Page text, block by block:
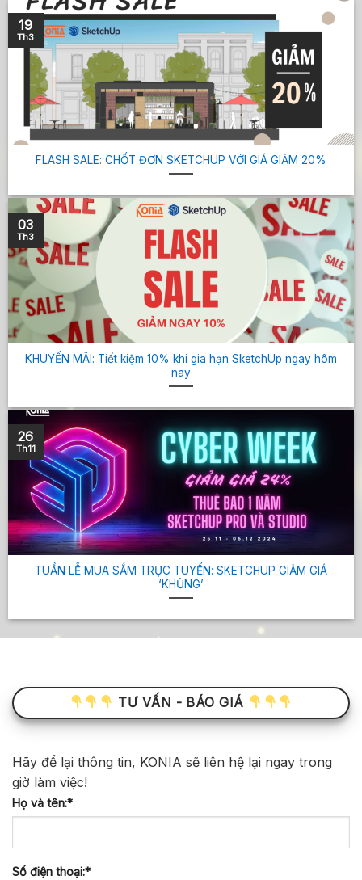
FLASH SALE: CHỐT ĐƠN SKETCHUP VỚI GIÁ GIẢM 20%
19
Th3
KHUYẾN MÃI: Tiết kiệm 10% khi gia hạn SketchUp ngay hôm
nay
03
Th3
TUẦN LỄ MUA SẮM TRỰC TUYẾN: SKETCHUP GIẢM GIÁ
‘KHỦNG’
26
Th11
TƯ VẤN - BÁO GIÁ
Hãy để lại thông tin, KONIA sẽ liên hệ lại ngay trong
giờ làm việc!
Họ và tên:*
Số điện thoại:*